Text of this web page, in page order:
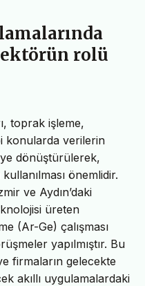
rolü
toprak işleme,
konularda verilerin
dönüştürülerek,
önemlidir.
ve Aydın’daki
üreten
(Ar-Ge) çalışması
yapılmıştır. Bu
firmaların gelecekte
akıllı uygulamalardaki